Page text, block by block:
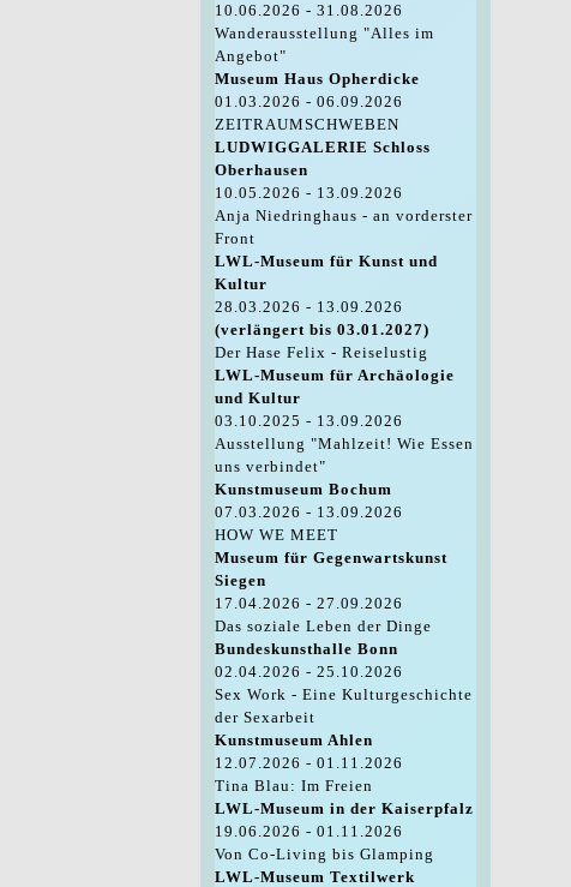
10.06.2026 - 31.08.2026
Wanderausstellung "Alles im
Angebot"
Museum Haus Opherdicke
01.03.2026 - 06.09.2026
ZEITRAUMSCHWEBEN
LUDWIGGALERIE Schloss
Oberhausen
10.05.2026 - 13.09.2026
Anja Niedringhaus - an vorderster
Front
LWL-Museum für Kunst und
Kultur
28.03.2026 - 13.09.2026
(verlängert bis 03.01.2027)
Der Hase Felix - Reiselustig
LWL-Museum für Archäologie
und Kultur
03.10.2025 - 13.09.2026
Ausstellung "Mahlzeit! Wie Essen
uns verbindet"
Kunstmuseum Bochum
07.03.2026 - 13.09.2026
HOW WE MEET
Museum für Gegenwartskunst
Siegen
17.04.2026 - 27.09.2026
Das soziale Leben der Dinge
Bundeskunsthalle Bonn
02.04.2026 - 25.10.2026
Sex Work - Eine Kulturgeschichte
der Sexarbeit
Kunstmuseum Ahlen
12.07.2026 - 01.11.2026
Tina Blau: Im Freien
LWL-Museum in der Kaiserpfalz
19.06.2026 - 01.11.2026
Von Co-Living bis Glamping
LWL-Museum Textilwerk